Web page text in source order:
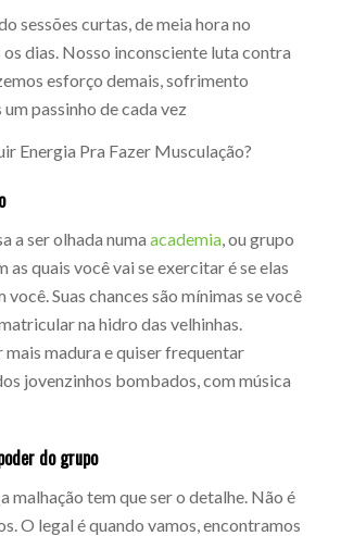
sessões curtas, de meia hora no
dias. Nosso inconsciente luta contra
esforço demais, sofrimento
passinho de cada vez
Energia Pra Fazer Musculação?
a ser olhada numa academia, ou grupo
as quais você vai se exercitar é se elas
Suas chances são mínimas se você
na hidro das velhinhas.
mais madura e quiser frequentar
jovenzinhos bombados, com música
do grupo
malhação tem que ser o detalhe. Não é
O legal é quando vamos, encontramos